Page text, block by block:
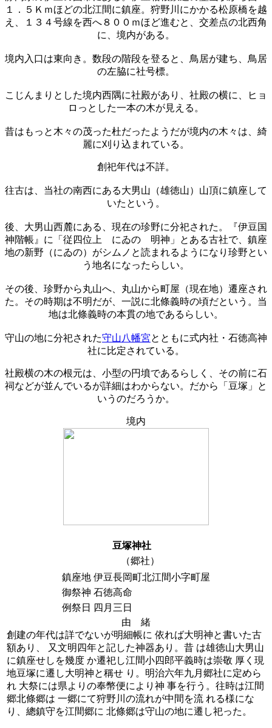
１．５Ｋｍほどの北江間に鎮座。狩野川にかかる松原橋を越
え、１３４号線を西へ８００ｍほど進むと、交差点の北西角
に、境内がある。
境内入口は東向き。数段の階段を登ると、鳥居が建ち、鳥居
の左脇に社号標。
こじんまりとした境内西隅に社殿があり、社殿の横に、ヒョ
ロっとした一本の木が見える。
昔はもっと木々の茂った杜だったようだが境内の木々は、綺
麗に刈り込まれている。
創祀年代は不詳。
往古は、当社の南西にある大男山（雄徳山）山頂に鎮座して
いたという。
後、大男山西麓にある、現在の珍野に分祀された。『伊豆国
神階帳』に「従四位上 にゐのゝ明神」とある古社で、鎮座
地の新野（にゐの）がシムノと読まれるようになり珍野とい
う地名になったらしい。
その後、珍野から丸山へ、丸山から町屋（現在地）遷座され
た。その時期は不明だが、一説に北條義時の頃だという。当
地は北條義時の本貫の地であるらしい。
守山の地に分祀された守山八幡宮とともに式内社・石徳高神
社に比定されている。
社殿横の木の根元は、小型の円墳であるらしく、その前に石
祠などが並んでいるが詳細はわからない。だから「豆塚」と
いうのだろうか。
境内
豆塚神社
（郷社）
鎮座地 伊豆長岡町北江間小字町屋
御祭神 石徳高命
例祭日
四月三日
由 緒
創建の年代は詳でないが明細帳に 依れば大明神と書いた古
額あり、 又文明四年と記した神器あり。昔 は雄徳山大男山
に鎮座せしを幾度 か遷祀し江間小四郎平義時は崇敬 厚く現
地豆塚に遷し大明神と稱せ り。明治六年九月郷社に定めら
れ 大祭には県よりの奉幣便により神 事を行う。往時は江間
郷北條郷は 一郷にて狩野川の流れが中間を流 れる様にな
り、總鎮守を江間郷に 北條郷は守山の地に遷し祀った。